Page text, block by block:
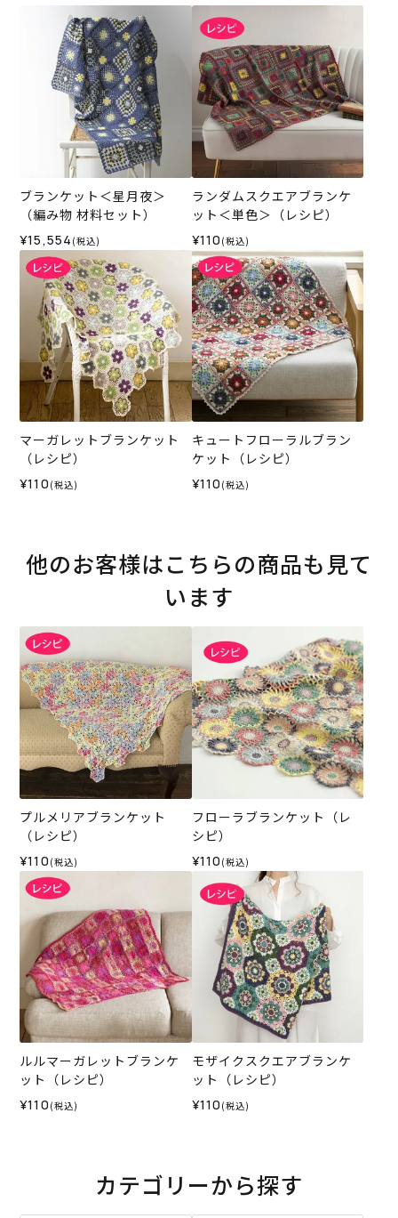
ブランケット＜星月夜＞
（編み物 材料セット）
¥15,554 (税込)
ランダムスクエアブランケ
ット＜単色＞（レシピ）
¥110 (税込)
マーガレットブランケット
（レシピ）
¥110 (税込)
キュートフローラルブラン
ケット（レシピ）
¥110 (税込)
他のお客様はこちらの商品も見て
います
プルメリアブランケット
（レシピ）
¥110 (税込)
フローラブランケット（レ
シピ）
¥110 (税込)
ルルマーガレットブランケ
ット（レシピ）
¥110 (税込)
モザイクスクエアブランケ
ット（レシピ）
¥110 (税込)
カテゴリーから探す